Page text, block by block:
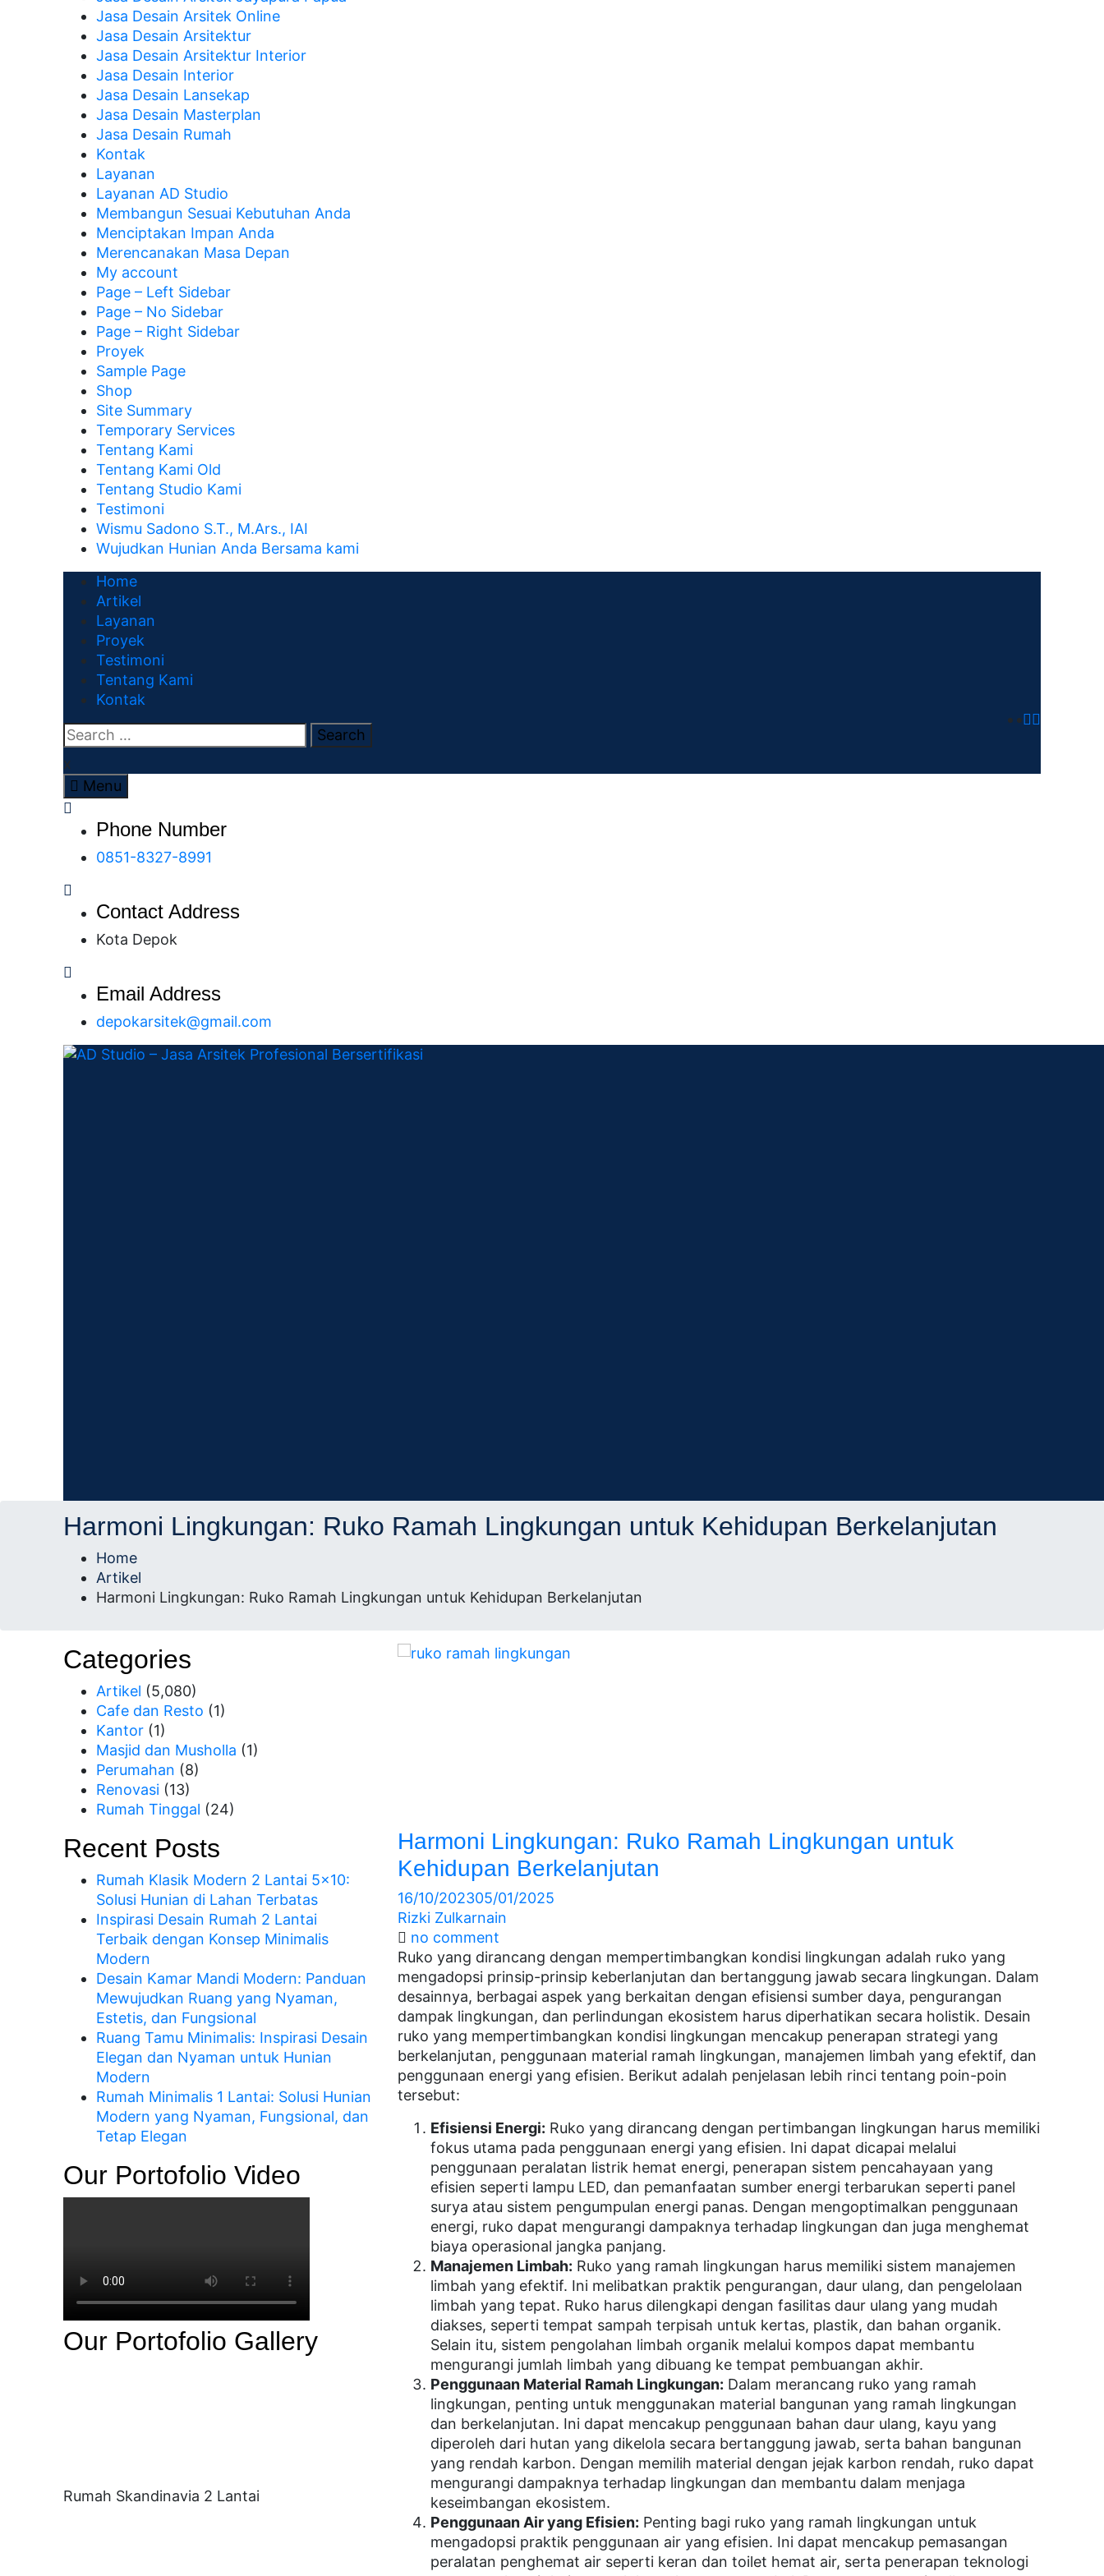
Jasa Desain Arsitek Online
Jasa Desain Arsitektur
Jasa Desain Arsitektur Interior
Jasa Desain Interior
Jasa Desain Lansekap
Jasa Desain Masterplan
Jasa Desain Rumah
Kontak
Layanan
Layanan AD Studio
Membangun Sesuai Kebutuhan Anda
Menciptakan Impan Anda
Merencanakan Masa Depan
My account
Page – Left Sidebar
Page – No Sidebar
Page – Right Sidebar
Proyek
Sample Page
Shop
Site Summary
Temporary Services
Tentang Kami
Tentang Kami Old
Tentang Studio Kami
Testimoni
Wismu Sadono S.T., M.Ars., IAI
Wujudkan Hunian Anda Bersama kami
Home
Artikel
Layanan
Proyek
Testimoni
Tentang Kami
Kontak
x
Menu
Phone Number
0851-8327-8991
Contact Address
Kota Depok
Email Address
depokarsitek@gmail.com
AD Studio – Jasa Arsitek
Profesional Bersertifikasi
Harmoni Lingkungan: Ruko Ramah Lingkungan untuk Kehidupan Berkelanjutan
Home
Artikel
Harmoni Lingkungan: Ruko Ramah Lingkungan untuk Kehidupan Berkelanjutan
Categories
Artikel (5,080)
Cafe dan Resto (1)
Kantor (1)
Masjid dan Musholla (1)
Perumahan (8)
Renovasi (13)
Rumah Tinggal (24)
Recent Posts
Rumah Klasik Modern 2 Lantai 5×10:
Solusi Hunian di Lahan Terbatas
Inspirasi Desain Rumah 2 Lantai
Terbaik dengan Konsep Minimalis
Modern
Desain Kamar Mandi Modern: Panduan
Mewujudkan Ruang yang Nyaman,
Estetis, dan Fungsional
Ruang Tamu Minimalis: Inspirasi Desain
Elegan dan Nyaman untuk Hunian
Modern
Rumah Minimalis 1 Lantai: Solusi Hunian
Modern yang Nyaman, Fungsional, dan
Tetap Elegan
Our Portofolio Video
Our Portofolio Gallery
Rumah Skandinavia 2 Lantai
Harmoni Lingkungan: Ruko Ramah Lingkungan untuk
Kehidupan Berkelanjutan
16/10/202305/01/2025
Rizki Zulkarnain
no comment
Ruko yang dirancang dengan mempertimbangkan kondisi lingkungan adalah ruko yang
mengadopsi prinsip-prinsip keberlanjutan dan bertanggung jawab secara lingkungan. Dalam
desainnya, berbagai aspek yang berkaitan dengan efisiensi sumber daya, pengurangan
dampak lingkungan, dan perlindungan ekosistem harus diperhatikan secara holistik. Desain
ruko yang mempertimbangkan kondisi lingkungan mencakup penerapan strategi yang
berkelanjutan, penggunaan material ramah lingkungan, manajemen limbah yang efektif, dan
penggunaan energi yang efisien. Berikut adalah penjelasan lebih rinci tentang poin-poin
tersebut:
Efisiensi Energi: Ruko yang dirancang dengan pertimbangan lingkungan harus memiliki
fokus utama pada penggunaan energi yang efisien. Ini dapat dicapai melalui
penggunaan peralatan listrik hemat energi, penerapan sistem pencahayaan yang
efisien seperti lampu LED, dan pemanfaatan sumber energi terbarukan seperti panel
surya atau sistem pengumpulan energi panas. Dengan mengoptimalkan penggunaan
energi, ruko dapat mengurangi dampaknya terhadap lingkungan dan juga menghemat
biaya operasional jangka panjang.
Manajemen Limbah: Ruko yang ramah lingkungan harus memiliki sistem manajemen
limbah yang efektif. Ini melibatkan praktik pengurangan, daur ulang, dan pengelolaan
limbah yang tepat. Ruko harus dilengkapi dengan fasilitas daur ulang yang mudah
diakses, seperti tempat sampah terpisah untuk kertas, plastik, dan bahan organik.
Selain itu, sistem pengolahan limbah organik melalui kompos dapat membantu
mengurangi jumlah limbah yang dibuang ke tempat pembuangan akhir.
Penggunaan Material Ramah Lingkungan: Dalam merancang ruko yang ramah
lingkungan, penting untuk menggunakan material bangunan yang ramah lingkungan
dan berkelanjutan. Ini dapat mencakup penggunaan bahan daur ulang, kayu yang
diperoleh dari hutan yang dikelola secara bertanggung jawab, serta bahan bangunan
yang rendah karbon. Dengan memilih material dengan jejak karbon rendah, ruko dapat
mengurangi dampaknya terhadap lingkungan dan membantu dalam menjaga
keseimbangan ekosistem.
Penggunaan Air yang Efisien: Penting bagi ruko yang ramah lingkungan untuk
mengadopsi praktik penggunaan air yang efisien. Ini dapat mencakup pemasangan
peralatan penghemat air seperti keran dan toilet hemat air, serta penerapan teknologi